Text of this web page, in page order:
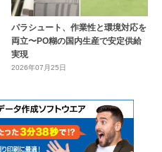
パラシュート、作業性と環境対応を
両立〜PO糊の国内生産で安定供給
実現
2026年07月25日